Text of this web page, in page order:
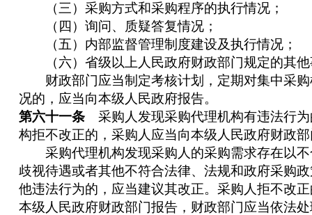
（三）采购方式和采购程序的执行情况；
（四）询问、质疑答复情况；
（五）内部监督管理制度建设及执行情况；
（六）省级以上人民政府财政部门规定的其他
财政部门应当制定考核计划，定期对集中采购
况的，应当向本级人民政府报告。
第六十一条采购人发现采购代理机构有违法行为
构拒不改正的，采购人应当向本级人民政府财政
采购代理机构发现采购人的采购需求存在以不
歧视待遇或者其他不符合法律、法规和政府采购
他违法行为的，应当建议其改正。采购人拒不改
本级人民政府财政部门报告，财政部门应当依法